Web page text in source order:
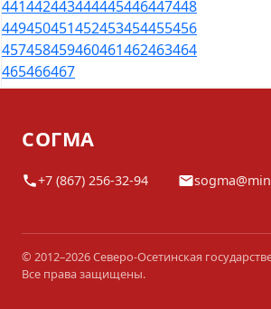
441442443444445446447448
449450451452453454455456
457458459460461462463464
465466467
СОГМА
+7 (867) 256-32-94
© 2012–2026 Северо-Осетинская
Все права защищены.